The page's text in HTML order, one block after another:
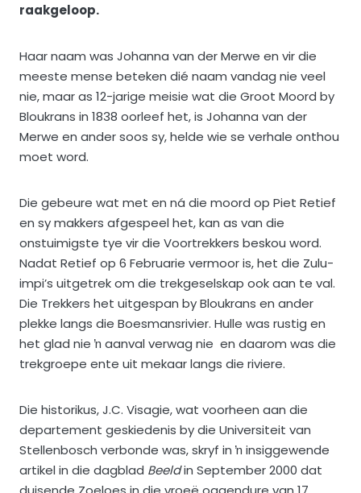
raakgeloop.
Haar naam was Johanna van der Merwe en vir die
meeste mense beteken dié naam vandag nie veel
nie, maar as 12-jarige meisie wat die Groot Moord by
Bloukrans in 1838 oorleef het, is Johanna van der
Merwe en ander soos sy, helde wie se verhale onthou
moet word.
Die gebeure wat met en ná die moord op Piet Retief
en sy makkers afgespeel het, kan as van die
onstuimigste tye vir die Voortrekkers beskou word.
Nadat Retief op 6 Februarie vermoor is, het die Zulu-
impi’s uitgetrek om die trekgeselskap ook aan te val.
Die Trekkers het uitgespan by Bloukrans en ander
plekke langs die Boesmansrivier. Hulle was rustig en
het glad nie ŉ aanval verwag nie en daarom was die
trekgroepe ente uit mekaar langs die riviere.
Die historikus, J.C. Visagie, wat voorheen aan die
departement geskiedenis by die Universiteit van
Stellenbosch verbonde was, skryf in ŉ insiggewende
artikel in die dagblad Beeldin September 2000 dat